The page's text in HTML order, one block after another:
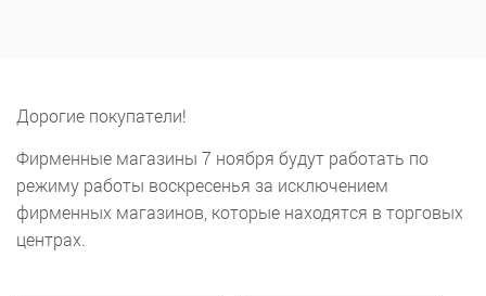
Дорогие покупатели!
Фирменные магазины 7 ноября будут работать по
режиму работы воскресенья за исключением
фирменных магазинов, которые находятся в торговых
центрах.